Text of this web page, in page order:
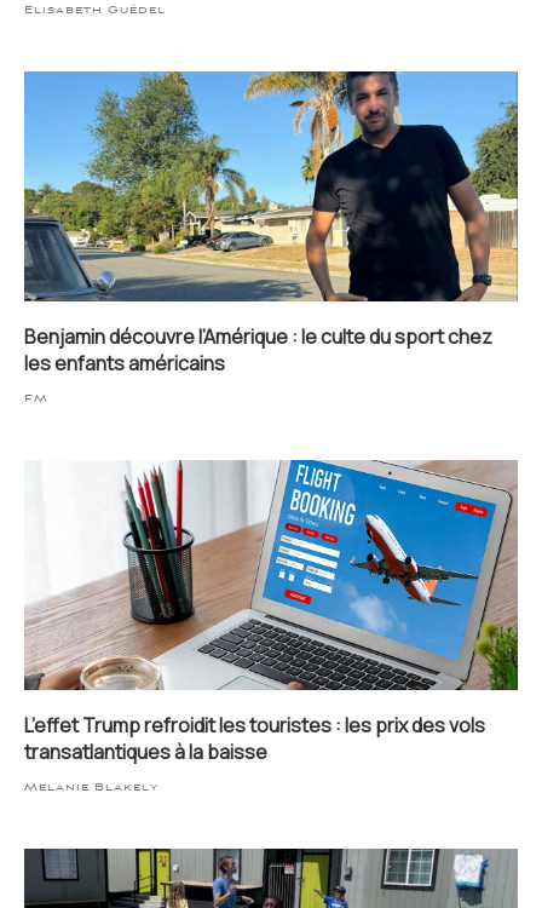
Elisabeth Guédel
Benjamin découvre l’Amérique : le culte du sport chez
les enfants américains
FM
L’effet Trump refroidit les touristes : les prix des vols
transatlantiques à la baisse
Melanie Blakely